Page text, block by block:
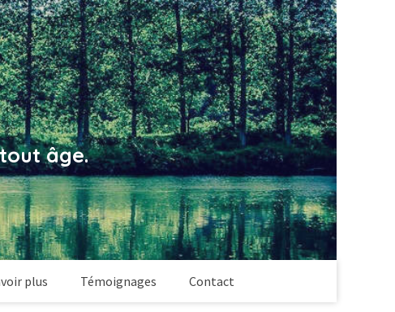
âge.
plus Témoignages Contact